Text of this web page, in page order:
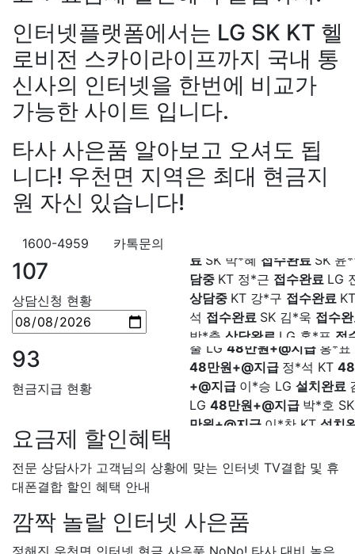
인터넷플랫폼에서는 LG SK KT 헬
로비전 스카이라이프까지 국내 통
신사의 인터넷을 한번에 비교가
가능한 사이트 입니다.
타사 사은품 알아보고 오셔도 됩
니다! 우천면 지역은 최대 현금지
원 자신 있습니다!
1600-4959 카톡문의
107
상담신청 현황
담중KT 정*근접수완료LG
상담중KT 강*구접수완료
석접수완료SK 김*욱접수
박*출상담완료 LG 홍*표접
SK 정*석상담완료 LG 이*승
대기KT 김*채상담완료LG
상담중KT 이*찬접수완료
솔접수완료SK 한*기상담
최*희접수완료LG 김*석 상
KT 이*희접수완료 KT 송*영
접수완료KT 신*헌접수완료
93
현금지급 현황
강*구 KT설치완료 김*석 LG
원+@지급김*욱 KT설치완
출 LG48만원+@지급홍*표
48만원+@지급정*석 KT
+@지급이*승 LG설치완료
LG48만원+@지급박*호
만원+@지급이*찬 KT설치
*솔 KT48만원+@지급한*
급 김*석 LG 48만원+@지급
지급변*열 KT
헌 LG 48만원+@지급
요금제 할인혜택
전문 상담사가 고객님의 상황에 맞는 인터넷 TV결합 및 휴
대폰결합 할인 혜택 안내
깜짝 놀랄 인터넷 사은품
정해진 우천면 인터넷 현금 사은품 NoNo! 타사 대비 높은